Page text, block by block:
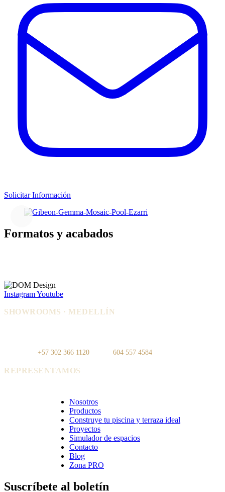
Solicitar Información
Formatos y acabados
InstagramYoutube
SHOWROOMS · MEDELLÍN
+57 302 366 1120 604 557 4584
REPRESENTAMOS
Nosotros
Productos
Construye tu piscina y terraza ideal
Proyectos
Simulador de espacios
Contacto
Blog
Zona PRO
Suscríbete al boletín